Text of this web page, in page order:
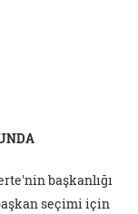
başkanlığı
seçimi için